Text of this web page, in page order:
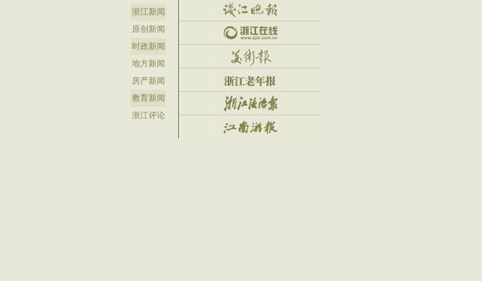
浙江新闻
原创新闻
时政新闻
地方新闻
房产新闻
教育新闻
浙江评论